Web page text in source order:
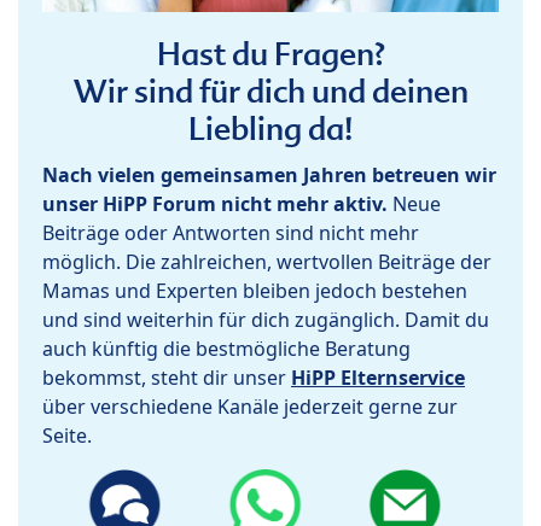
Hast du Fragen?
Wir sind für dich und deinen
Liebling da!
Nach vielen gemeinsamen Jahren betreuen wir
unser HiPP Forum nicht mehr aktiv. Neue
Beiträge oder Antworten sind nicht mehr
möglich. Die zahlreichen, wertvollen Beiträge der
Mamas und Experten bleiben jedoch bestehen
und sind weiterhin für dich zugänglich. Damit du
auch künftig die bestmögliche Beratung
bekommst, steht dir unser HiPP Elternservice
über verschiedene Kanäle jederzeit gerne zur
Seite.